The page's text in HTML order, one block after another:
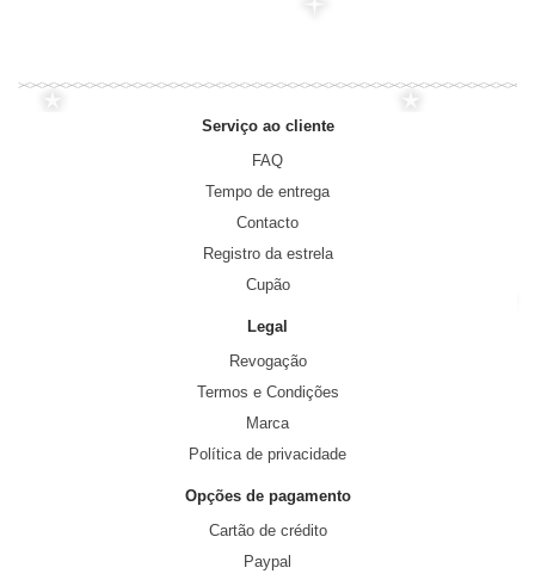
Serviço ao cliente
FAQ
Tempo de entrega
Contacto
Registro da estrela
Cupão
Legal
Revogação
Termos e Condições
Marca
Política de privacidade
Opções de pagamento
Cartão de crédito
Paypal